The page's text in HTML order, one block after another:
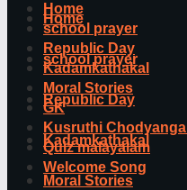
Home
school prayer
Republic Day
Kadamkathakal
Moral Stories
Home
school prayer
Republic Day
Kadamkathakal
Moral Stories
GK
Kusruthi Chodyangal
Quiz malayalam
Welcome Song